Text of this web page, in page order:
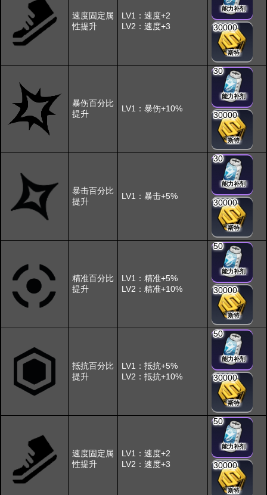
速度固定属
性提升
LV1：速度+2
LV2：速度+3
能力补剂
30000
斯特
暴伤百分比
提升
LV1：暴伤+10%
30
能力补剂
30000
斯特
暴击百分比
提升
LV1：暴击+5%
30
能力补剂
30000
斯特
精准百分比
提升
LV1：精准+5%
LV2：精准+10%
50
能力补剂
30000
斯特
抵抗百分比
提升
LV1：抵抗+5%
LV2：抵抗+10%
50
能力补剂
30000
斯特
速度固定属
性提升
LV1：速度+2
LV2：速度+3
50
能力补剂
30000
斯特